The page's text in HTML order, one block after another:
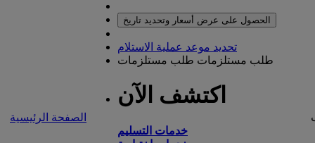
الصفحة الرئيسية
الحصول على عرض أسعار وتحديد تاريخ
تحديد موعد عملية الاستلام
طلب مستلزمات طلب مستلزمات
اكتشف الآن
خدمات التسليم